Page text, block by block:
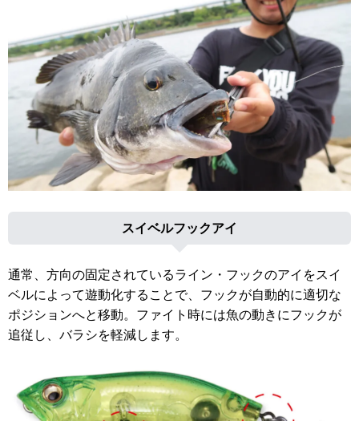
スイベルフックアイ
通常、方向の固定されているライン・フックのアイをスイ
ベルによって遊動化することで、フックが自動的に適切な
ポジションへと移動。ファイト時には魚の動きにフックが
追従し、バラシを軽減します。